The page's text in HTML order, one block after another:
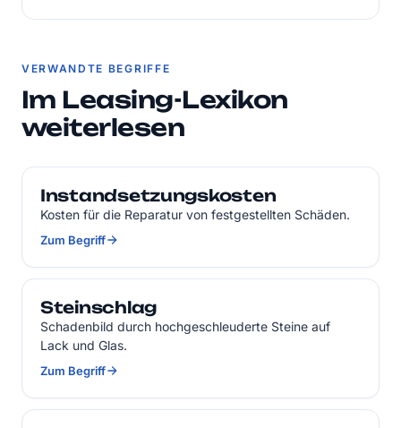
VERWANDTE BEGRIFFE
Im Leasing-Lexikon
weiterlesen
Instandsetzungskosten
Kosten für die Reparatur von festgestellten Schäden.
Zum Begriff
Steinschlag
Schadenbild durch hochgeschleuderte Steine auf
Lack und Glas.
Zum Begriff